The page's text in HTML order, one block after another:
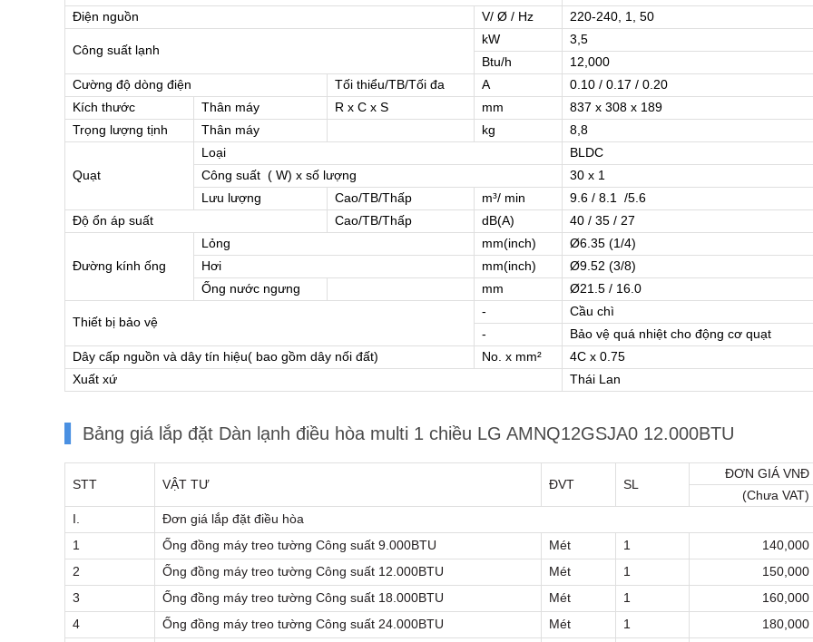
Điện nguồn
V/ Ø / Hz 220-240, 1, 50
Công suất lạnh
kW
3,5
Btu/h
12,000
Cường độ dòng điện
Tối thiểu/TB/Tối đa A
0.10 / 0.17 / 0.20
Kích thước
Thân máy R x C x S mm
837 x 308 x 189
Trọng lượng tịnh
Thân máy kg 8,8
Quạt
Loại
BLDC
Công suất ( W) x số lượng
30 x 1
Lưu lượng
Cao/TB/Thấp m³/ min
9.6 / 8.1 /5.6
Độ ổn áp suất
Cao/TB/Thấp dB(A) 40 / 35 / 27
Đường kính ống
Lỏng mm(inch)
Ø6.35 (1/4)
Hơi
mm(inch)
Ø9.52 (3/8)
Ống nước ngưng
mm Ø21.5 / 16.0
Thiết bị bảo vệ
-
Cầu chì
-
Bảo vệ quá nhiệt cho động cơ quạt
Dây cấp nguồn và dây tín hiệu( bao gồm dây nối đất)
No. x mm²
4C x 0.75
Xuất xứ
Thái Lan
Bảng giá lắp đặt Dàn lạnh điều hòa multi 1 chiều LG AMNQ12GSJA0 12.000BTU
STT VẬT TƯ ĐVT SL
ĐƠN GIÁ VNĐ
(Chưa VAT)
I.
Đơn giá lắp đặt điều hòa
1
Ống đồng máy treo tường Công suất 9.000BTU Mét 1
140,000
2
Ống đồng máy treo tường Công suất 12.000BTU Mét 1
150,000
3
Ống đồng máy treo tường Công suất 18.000BTU Mét 1
160,000
4
Ống đồng máy treo tường Công suất 24.000BTU Mét 1
180,000